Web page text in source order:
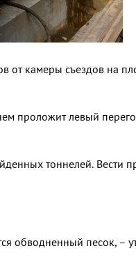
от камеры съездов на
проложит левый
тон­нелей. Вести
обвод­ненный песок, –